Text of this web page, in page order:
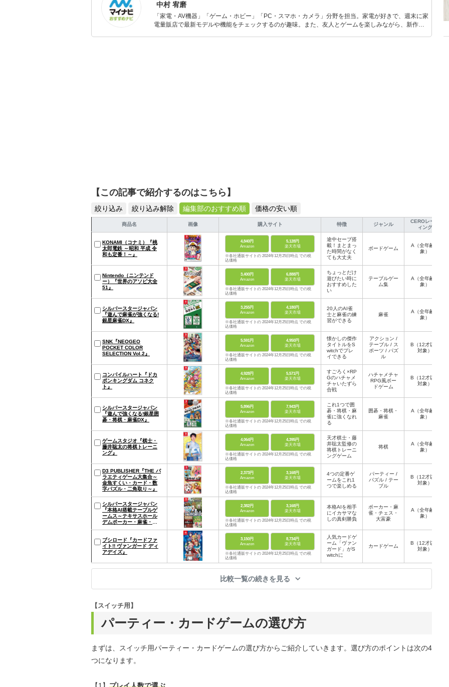
中村 宥磨
「家電・AV機器」「ゲーム・ホビー」「PC・スマホ・カメラ」分野を担当。家電が好きで、週末に家
電量販店で最新モデルや機能をチェックするのが趣味。また、友人とゲームを楽しみながら、新作タ
【この記事で紹介するのはこちら】
絞り込み 絞り込み解除 編集部のおすすめ順 価格の安い順
商品名 画像 購入サイト 特徴 ジャンル
CEROレーテ
ィング
KONAMI（コナミ）『桃
太郎電鉄 ～昭和 平成 令
和も定番！～』
4,840円
Amazon
5,128円
楽天市場
※各社通販サイトの 2024年12月25日時点 での税
込価格
途中セーブ搭
載！まとまっ
た時間がなく
ても大丈夫
ボードゲーム
A（全年齢対
象）
Nintendo（ニンテンド
ー）『世界のアソビ大全
51』
3,400円
Amazon
6,888円
楽天市場
※各社通販サイトの 2024年12月25日時点 での税
込価格
ちょっとだけ
遊びたい時に
おすすめした
い
テーブルゲー
ム集
A（全年齢対
象）
シルバースタージャパン
『遊んで麻雀が強くなる!
銀星麻雀DX』
3,255円
Amazon
4,180円
楽天市場
※各社通販サイトの 2024年12月25日時点 での税
込価格
20人のAI雀
士と麻雀の練
習ができる
麻雀
A（全年齢対
象）
SNK『NEOGEO
POCKET COLOR
SELECTION Vol.2』
5,591円
Amazon
4,950円
楽天市場
※各社通販サイトの 2024年12月25日時点 での税
込価格
懐かしの傑作
タイトルをS
witchでプレ
イできる
アクション /
テーブル / ス
ポーツ / パズ
ル
B（12才以上
対象）
コンパイルハート『ドカ
ポンキングダム コネク
ト』
4,928円
Amazon
5,571円
楽天市場
※各社通販サイトの 2024年12月25日時点 での税
込価格
すごろく×RP
Gのハチャメ
チャいたずら
合戦
ハチャメチャ
RPG風ボー
ドゲーム
B（12才以上
対象）
シルバースタージャパン
『遊んで強くなる!銀星囲
碁・将棋・麻雀DX』
5,896円
Amazon
7,943円
楽天市場
※各社通販サイトの 2024年12月25日時点 での税
込価格
これ1つで囲
碁・将棋・麻
雀に強くなれ
る
囲碁・将棋・
麻雀
A（全年齢対
象）
ゲームスタジオ『棋士・
藤井聡太の将棋トレーニ
ング』
4,064円
Amazon
4,395円
楽天市場
※各社通販サイトの 2024年12月25日時点 での税
込価格
天才棋士・藤
井聡太監修の
将棋トレーニ
ングゲーム
将棋
A（全年齢対
象）
D3 PUBLISHER『THE バ
ラエティゲーム大集合～
金魚すくい・カード・数
字パズル・二角取り～』
2,373円
Amazon
3,168円
楽天市場
※各社通販サイトの 2024年12月25日時点 での税
込価格
4つの定番ゲ
ームをこれ1
つで楽しめる
パーティー /
パズル / テー
ブル
B（12才以上
対象）
シルバースタージャパン
『本格AI搭載テーブルゲ
ームス～テキサスホール
デムポーカー・麻雀・チ
2,382円
Amazon
3,168円
楽天市場
※各社通販サイトの 2024年12月25日時点 での税
込価格
本格AIを相手
にイカサマな
しの真剣勝負
ポーカー・麻
雀・チェス・
大富豪
A（全年齢対
象）
ブシロード『カードファ
イト!! ヴァンガード ディ
アデイズ』
3,150円
Amazon
8,734円
楽天市場
※各社通販サイトの 2024年12月25日時点 での税
込価格
人気カードゲ
ーム「ヴァン
ガード」がS
witchに
カードゲーム
B（12才以上
対象）
比較一覧の続きを見る
パーティー・カードゲームの選び方
【スイッチ用】
まずは、スイッチ用パーティー・カードゲームの選び方からご紹介していきます。選び方のポイントは次の4
つになります。